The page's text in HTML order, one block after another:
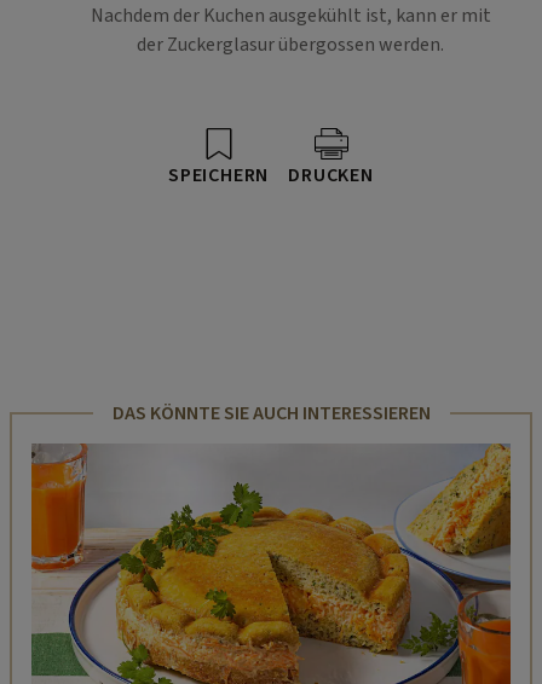
Nachdem der Kuchen ausgekühlt ist, kann er mit
der Zuckerglasur übergossen werden.
SPEICHERN DRUCKEN
DAS KÖNNTE SIE AUCH INTERESSIEREN